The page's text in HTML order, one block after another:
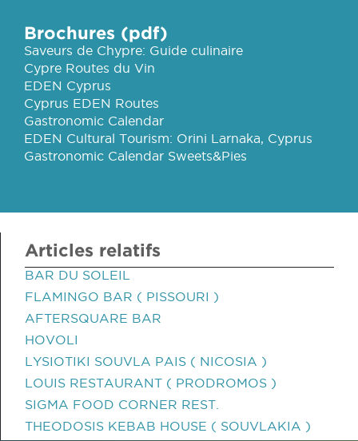
Brochures (pdf)
Saveurs de Chypre: Guide culinaire
Cypre Routes du Vin
EDEN Cyprus
Cyprus EDEN Routes
Gastronomic Calendar
EDEN Cultural Tourism: Orini Larnaka, Cyprus
Gastronomic Calendar Sweets&Pies
Articles relatifs
BAR DU SOLEIL
FLAMINGO BAR ( PISSOURI )
AFTERSQUARE BAR
HOVOLI
LYSIOTIKI SOUVLA PAIS ( NICOSIA )
LOUIS RESTAURANT ( PRODROMOS )
SIGMA FOOD CORNER REST.
THEODOSIS KEBAB HOUSE ( SOUVLAKIA )